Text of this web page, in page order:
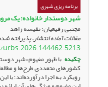
برنامه ریزی شهری
شهر دوستدار خانواده: یک
مجتبی رفیعیان؛ نفیسه زاهد
مقالات آماده انتشار، پذیرفته
چکیده
کشورهای متعددی طرح‌ها و
رویکرد به اجرا درآورده‌اند؛ با